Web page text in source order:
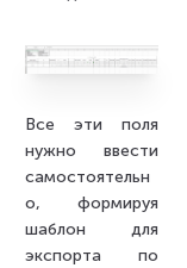
Все эти поля
нужно ввести
самостоятельн
о, формируя
шаблон для
экспорта по